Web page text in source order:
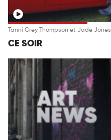
Tanni Grey Thompson et Jade Jones
CE SOIR